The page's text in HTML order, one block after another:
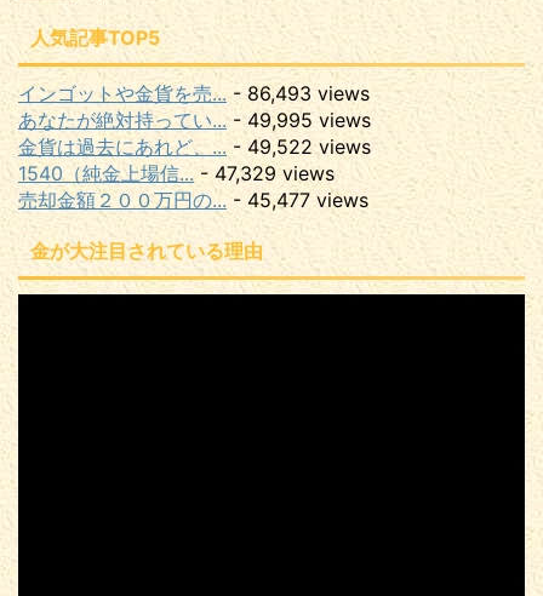
人気記事TOP5
インゴットや金貨を売... - 86,493 views
あなたが絶対持ってい... - 49,995 views
金貨は過去にあれど、... - 49,522 views
1540（純金上場信... - 47,329 views
売却金額２００万円の... - 45,477 views
金が大注目されている理由